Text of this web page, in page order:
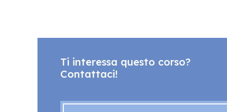
Ti interessa questo corso?
Contattaci!